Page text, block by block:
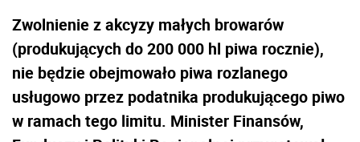
Zwolnienie z akcyzy małych browarów
(produkujących do 200 000 hl piwa rocznie),
nie będzie obejmowało piwa rozlanego
usługowo przez podatnika produkującego piwo
w ramach tego limitu. Minister Finansów,